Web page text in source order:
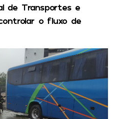
de Transportes e
o fluxo de